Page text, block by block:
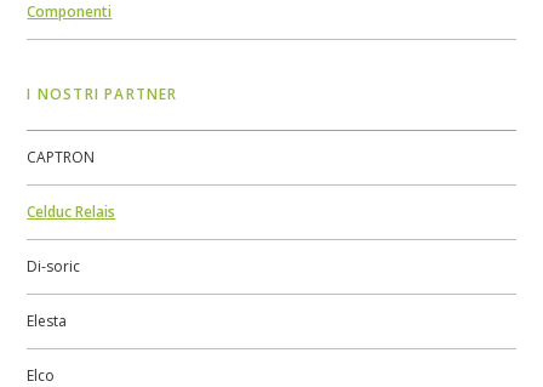
Componenti
I NOSTRI PARTNER
CAPTRON
Celduc Relais
Di-soric
Elesta
Elco